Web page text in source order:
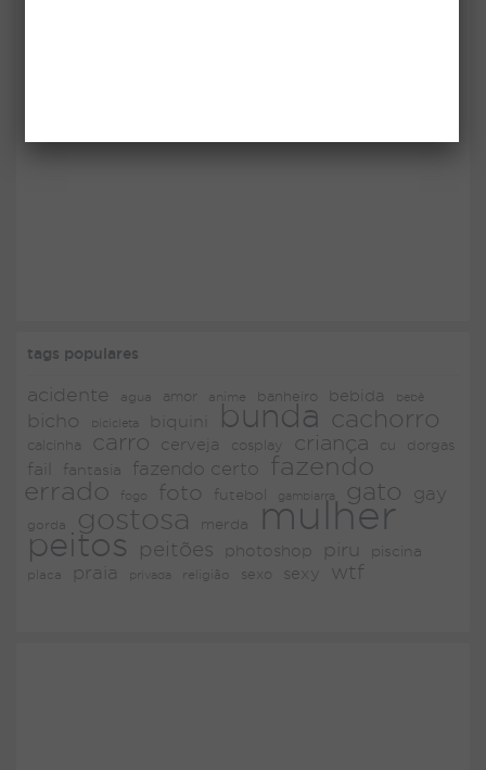
tags populares
acidente agua amor anime banheiro bebida bebê
bicho bicicleta biquini bunda cachorro
calcinha carro cerveja cosplay criança cu dorgas
fail fantasia fazendo certo
fazendo
errado
fogo foto futebol gambiarra gato gay
gorda gostosa merda mulher
peitos peitões photoshop piru piscina
placa praia privada religião sexo sexy wtf